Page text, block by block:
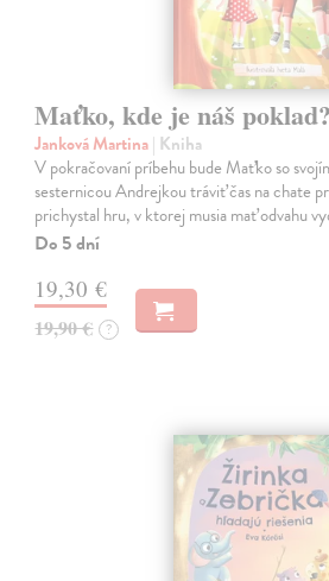
Maťko, kde je náš poklad?
Janková Martina| Kniha
V pokračovaní príbehu bude Maťko so
sesternicou Andrejkou tráviť čas na chate
prichystal hru, v ktorej musia mať odvahu
Do 5 dní
19,30 €
19,90 € ?